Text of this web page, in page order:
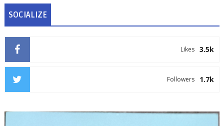
SOCIALIZE
3.5k
Likes
1.7k
Followers